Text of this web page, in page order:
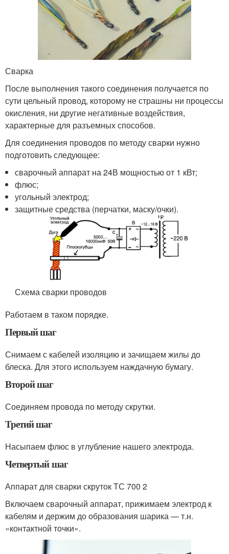
Сварка
После выполнения такого соединения получается по
сути цельный провод, которому не страшны ни процессы
окисления, ни другие негативные воздействия,
характерные для разъемных способов.
Для соединения проводов по методу сварки нужно
подготовить следующее:
сварочный аппарат на 24В мощностью от 1 кВт;
флюс;
угольный электрод;
защитные средства (перчатки, маску/очки).
Схема сварки проводов
Работаем в таком порядке.
Первый шаг
Снимаем с кабелей изоляцию и зачищаем жилы до
блеска. Для этого используем наждачную бумагу.
Второй шаг
Соединяем провода по методу скрутки.
Третий шаг
Насыпаем флюс в углубление нашего электрода.
Четвертый шаг
Аппарат для сварки скруток ТС 700 2
Включаем сварочный аппарат, прижимаем электрод к
кабелям и держим до образования шарика — т.н.
«контактной точки».